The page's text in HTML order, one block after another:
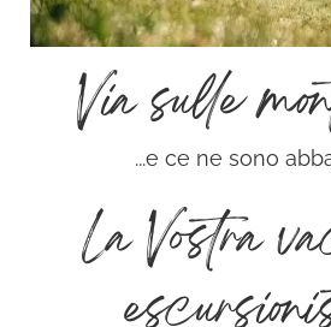
Via sulle
...e ce ne sono
La Vostra